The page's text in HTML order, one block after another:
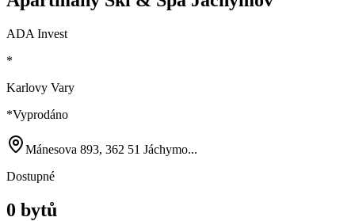
ADA Invest
*
Karlovy Vary
*Vyprodáno
Mánesova 893, 362 51 Jáchymo...
Dostupné
0 bytů